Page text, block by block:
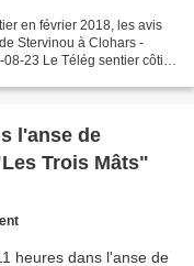
en février 2018, les avis
Stervinou à Clohars -
l'anse de
Trois Mâts"